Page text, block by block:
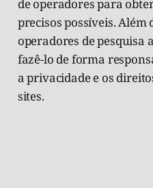
de operadores para
precisos possíveis. Além
operadores de pesquisa
fazê-lo de forma
a privacidade e os
sites.